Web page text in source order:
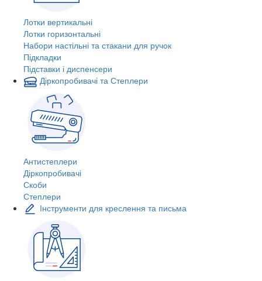
Лотки вертикальні
Лотки горизонтальні
Набори настільні та стакани для ручок
Підкладки
Підставки і диспенсери
Діркопробивачі та Степлери
Антистеплери
Діркопробивачі
Скоби
Степлери
Інструменти для креслення та письма